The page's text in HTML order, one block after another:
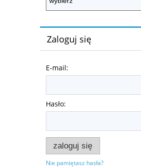
Zaloguj się
E-mail:
Hasło:
zaloguj się
Nie pamiętasz hasła?